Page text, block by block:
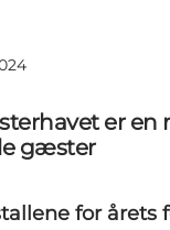
er
gæster
for årets